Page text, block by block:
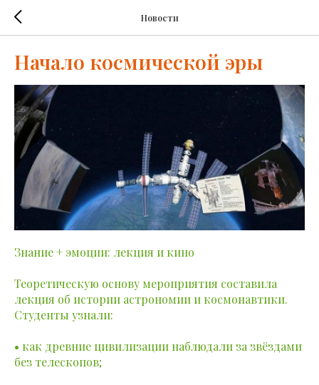
Новости
Начало космической эры
Знание + эмоции: лекция и кино
Теоретическую основу мероприятия составила
лекция об истории астрономии и космонавтики.
Студенты узнали:
• как древние цивилизации наблюдали за звёздами
без телескопов;